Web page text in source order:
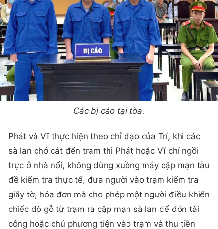
Các bị cáo tại tòa.
Phát và Vĩ thực hiện theo chỉ đạo của Trí, khi các
sà lan chở cát đến trạm thì Phát hoặc Vĩ chỉ ngồi
trực ở nhà nổi, không dùng xuồng máy cập mạn tàu
đề kiểm tra thực tế, đưa người vào trạm kiểm tra
giấy tờ, hóa đơn mà cho phép một người điều khiến
chiếc đò gỗ từ trạm ra cập mạn sà lan để đón tài
công hoặc chủ phương tiện vào trạm và thu tiền